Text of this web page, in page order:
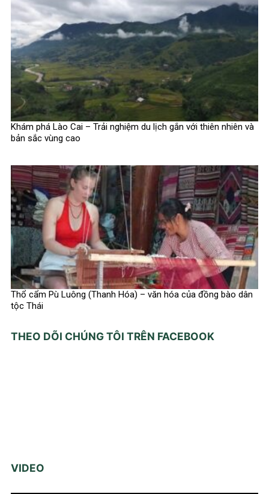
Khám phá Lào Cai – Trải nghiệm du lịch gắn với thiên nhiên và
bản sắc vùng cao
Thổ cẩm Pù Luông (Thanh Hóa) – văn hóa của đồng bào dân
tộc Thái
THEO DÕI CHÚNG TÔI TRÊN FACEBOOK
VIDEO